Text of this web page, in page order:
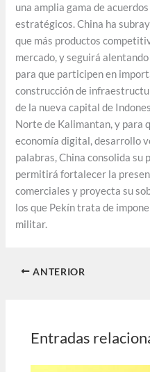
una amplia gama de
estratégicos. China ha
que más productos
mercado, y seguirá
para que participen en
construcción de
de la nueva capital de
Norte de Kalimantan, y para
economía digital, desarrollo
palabras, China consolida su
permitirá fortalecer la
comerciales y proyecta su
los que Pekín trata de
militar.
ANTERIOR
Entradas